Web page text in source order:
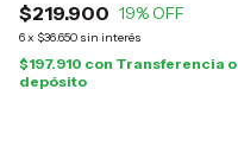
$219.900 19% OFF
6x $36.650 sin interés
$197.910 con Transferencia o
depósito